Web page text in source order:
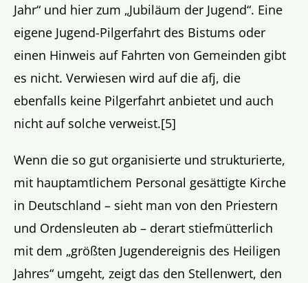
Jahr“ und hier zum „Jubiläum der Jugend“. Eine
eigene Jugend-Pilgerfahrt des Bistums oder
einen Hinweis auf Fahrten von Gemeinden gibt
es nicht. Verwiesen wird auf die afj, die
ebenfalls keine Pilgerfahrt anbietet und auch
nicht auf solche verweist.[5]
Wenn die so gut organisierte und strukturierte,
mit hauptamtlichem Personal gesättigte Kirche
in Deutschland – sieht man von den Priestern
und Ordensleuten ab – derart stiefmütterlich
mit dem „größten Jugendereignis des Heiligen
Jahres“ umgeht, zeigt das den Stellenwert, den